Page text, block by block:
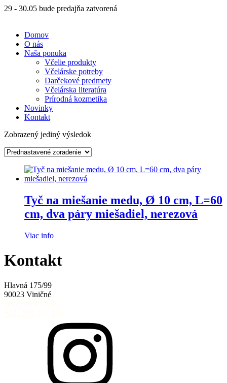
29 - 30.05 bude predajňa zatvorená
Domov
O nás
Naša ponuka
Včelie produkty
Včelárske potreby
Darčekové predmety
Včelárska literatúra
Prírodná kozmetika
Novinky
Kontakt
Zobrazený jediný výsledok
Tyč na miešanie medu, Ø 10 cm, L=60
cm, dva páry miešadiel, nerezová
Viac info
Kontakt
Hlavná 175/99
90023 Viničné